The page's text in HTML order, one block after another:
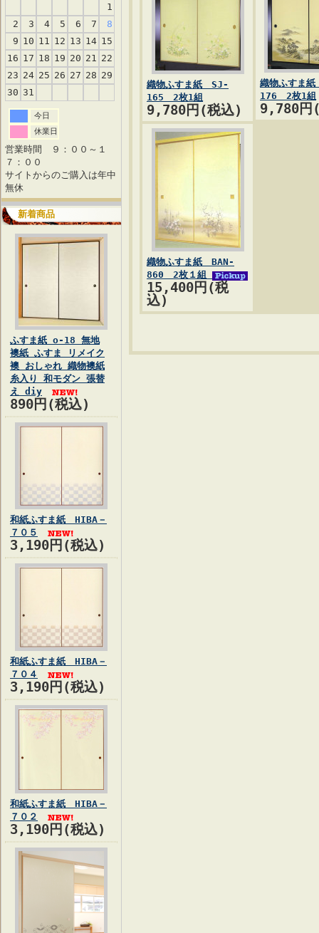
1
2
3 4 5 6 7
8
9 10 11 12 13 14 15
16 17 18 19 20 21 22
23 24 25 26 27 28 29
30 31
今日
休業日
営業時間 ９：００～１
７：００
サイトからのご購入は年中
無休
新着商品
ふすま紙 o-18 無地
襖紙 ふすま リメイク
襖 おしゃれ 織物襖紙
糸入り 和モダン 張替
え diy
890円(税込)
和紙ふすま紙 HIBA－
７０５
3,190円(税込)
和紙ふすま紙 HIBA－
７０４
3,190円(税込)
和紙ふすま紙 HIBA－
７０２
3,190円(税込)
織物ふすま紙 SJ-
165 2枚1組
9,780円(税込)
織物ふすま
176 2枚1組
9,780円
織物ふすま紙 BAN-
860 2枚１組
15,400円(税
込)